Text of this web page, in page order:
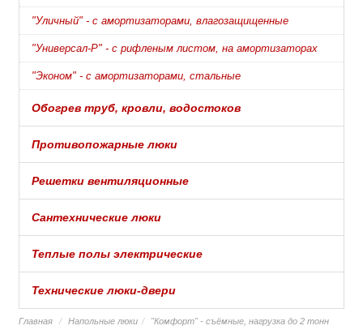
"Уличный" - с амортизаторами, влагозащищенные
"Универсал-Р" - с рифленым листом, на амортизаторах
"Эконом" - с амортизаторами, стальные
Обогрев труб, кровли, водостоков
Противопожарные люки
Решетки вентиляционные
Сантехнические люки
Теплые полы электрические
Технические люки-двери
Главная Напольные люки "Комфорт" - съёмные, нагрузка до 2 тонн